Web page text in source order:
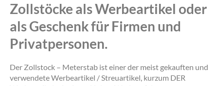
Zollstöcke als Werbeartikel oder
als Geschenk für Firmen und
Privatpersonen.
Der Zollstock – Meterstab ist einer der meist gekauften und
verwendete Werbeartikel / Streuartikel, kurzum DER